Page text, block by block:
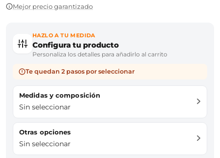
Mejor precio garantizado
HAZLO A TU MEDIDA
Configura tu producto
Personaliza los detalles para añadirlo al carrito
Te quedan 2 pasos por seleccionar
Medidas y composición
Sin seleccionar
Otras opciones
Sin seleccionar